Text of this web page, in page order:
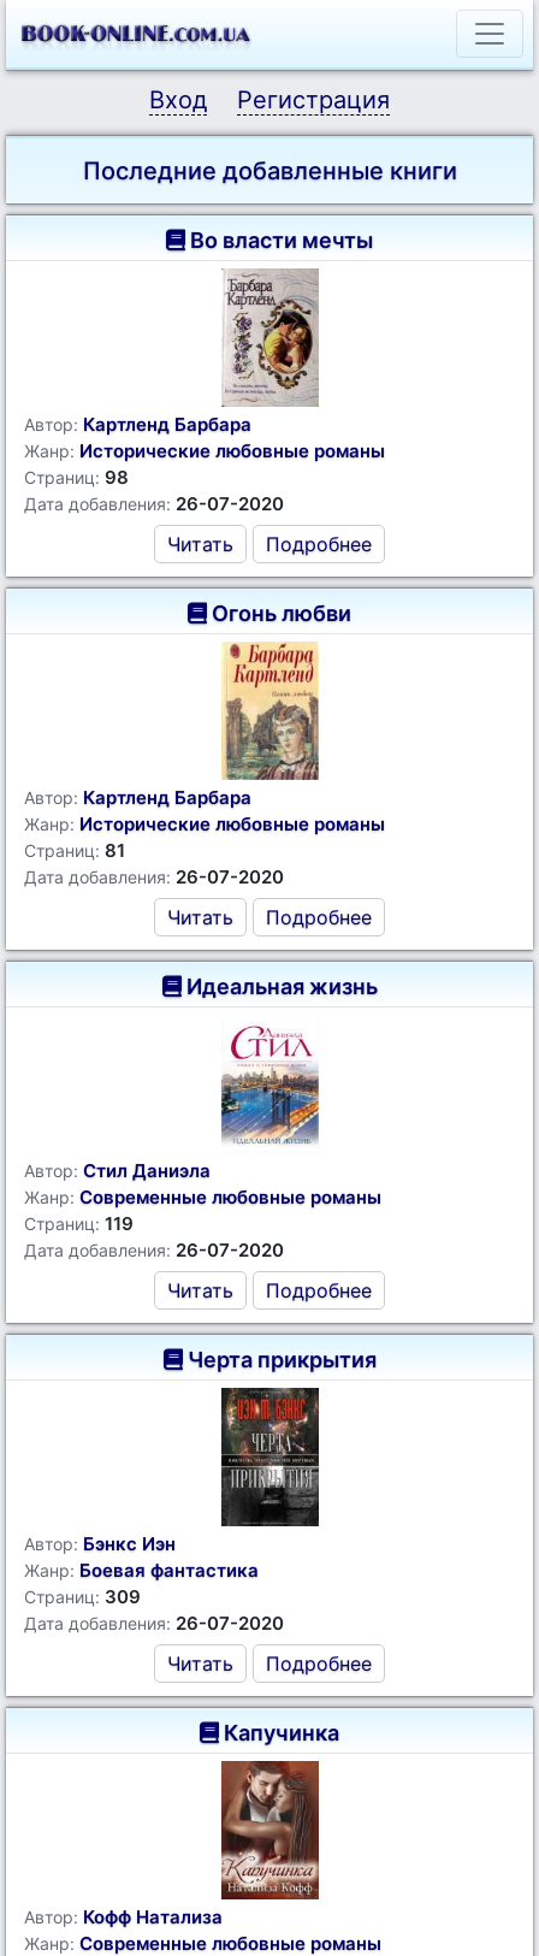
Вход Регистрация
Последние добавленные книги
Во власти мечты
Автор: Картленд Барбара
Жанр: Исторические любовные романы
Страниц: 98
Дата добавления: 26-07-2020
Читать Подробнее
Огонь любви
Автор: Картленд Барбара
Жанр: Исторические любовные романы
Страниц: 81
Дата добавления: 26-07-2020
Читать Подробнее
Идеальная жизнь
Автор: Стил Даниэла
Жанр: Современные любовные романы
Страниц: 119
Дата добавления: 26-07-2020
Читать Подробнее
Черта прикрытия
Автор: Бэнкс Иэн
Жанр: Боевая фантастика
Страниц: 309
Дата добавления: 26-07-2020
Читать Подробнее
Капучинка
Автор: Кофф Натализа
Жанр: Современные любовные романы